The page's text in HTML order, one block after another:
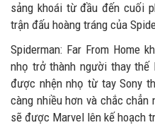
sảng khoái từ đầu đến cuối
trận đấu hoàng tráng của
Spiderman: Far From Home
nhọ trở thành người thay thế
được nhện nhọ từ tay Sony
càng nhiều hơn và chắc chẳn
sẽ được Marvel lên kế hoạch